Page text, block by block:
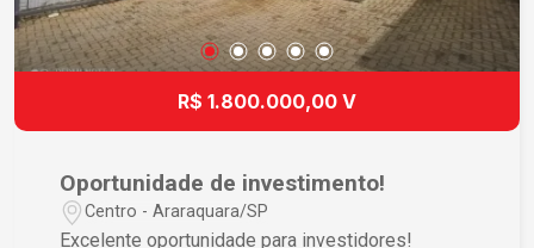
R$ 1.800.000,00 V
Oportunidade de investimento!
Centro - Araraquara/SP
Excelente oportunidade para investidores!